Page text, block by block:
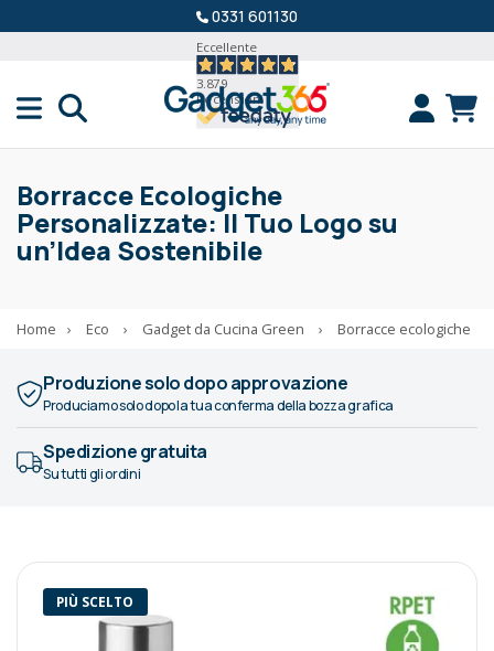
0331 601130
Eccellente
3.879
Recensioni
Borracce Ecologiche
Personalizzate: Il Tuo Logo su
un’Idea Sostenibile
Home › Eco › Gadget da Cucina Green › Borracce ecologiche
Produzione solo dopo approvazione
Produciamo solo dopo la tua conferma della bozza grafica
Spedizione gratuita
Su tutti gli ordini
PIÙ SCELTO